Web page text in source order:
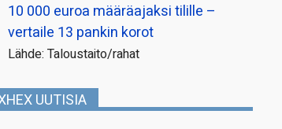
10 000 euroa määräajaksi tilille –
vertaile 13 pankin korot
Lähde: Taloustaito/rahat
UUTISIA